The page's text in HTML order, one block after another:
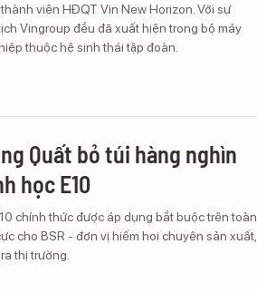
viên HĐQT Vin New Horizon. Với sự
Vingroup đều đã xuất hiện trong bộ máy
thuộc hệ sinh thái tập đoàn.
Quất bỏ túi hàng nghìn
học E10
chính thức được áp dụng bắt buộc trên toàn
cho BSR - đơn vị hiếm hoi chuyên sản xuất,
thị trường.